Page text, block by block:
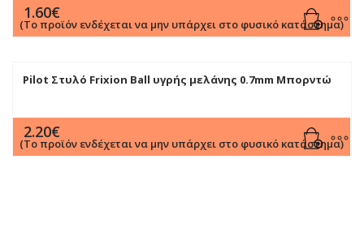
1.60€
(Το προϊόν ενδέχεται να μην υπάρχει στο φυσικό κατάστημα)
Pilot Στυλό Frixion Ball υγρής μελάνης 0.7mm Μπορντώ
2.20€
(Το προϊόν ενδέχεται να μην υπάρχει στο φυσικό κατάστημα)